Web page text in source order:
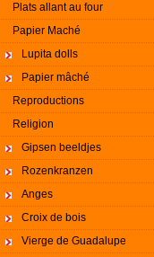
Plats allant au four
Papier Maché
Lupita dolls
Papier mâché
Reproductions
Religion
Gipsen beeldjes
Rozenkranzen
Anges
Croix de bois
Vierge de Guadalupe